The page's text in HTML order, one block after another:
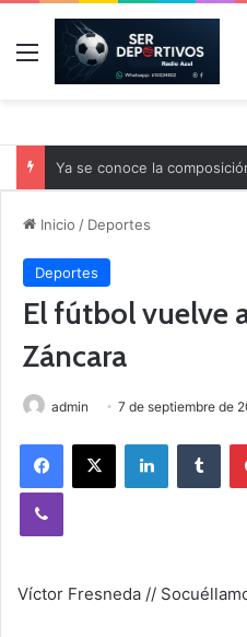
Menú
Inicio / Deportes
Deportes
El fútbol vuelve
Záncara
admin 7 de septiembre de
Víctor Fresneda //